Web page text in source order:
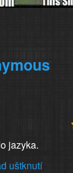
jazyka.
uštknutí